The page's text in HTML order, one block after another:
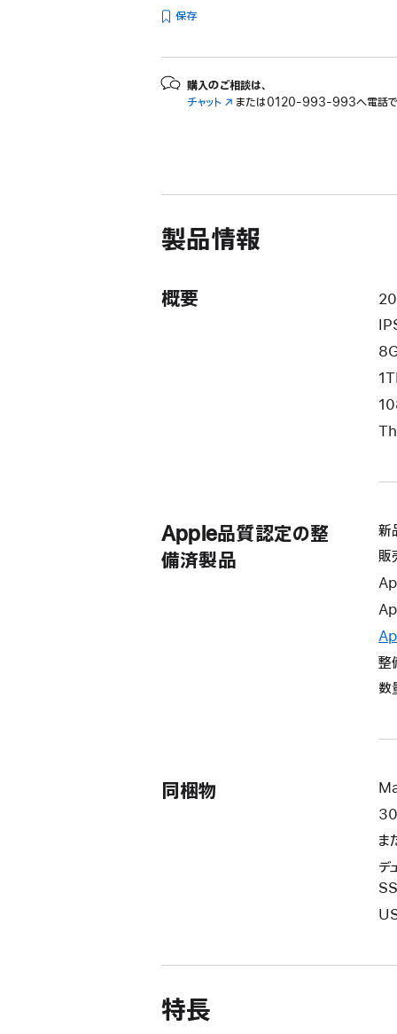
保存
購入のご相談は、
チャット （新
開
き
または0120-993-993へ電話で
製品情報
概要
Apple品質認定の整
備済製品
新
販
整
数
同梱物
ま
デ
特長